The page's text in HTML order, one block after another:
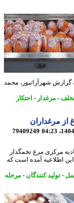
شهرآرانیوز، محمد
-مرغدار -احتکار
79409249
مرغ تخمگذار
اطلاعیه آمده است که
تولید کنندگان-مرحله